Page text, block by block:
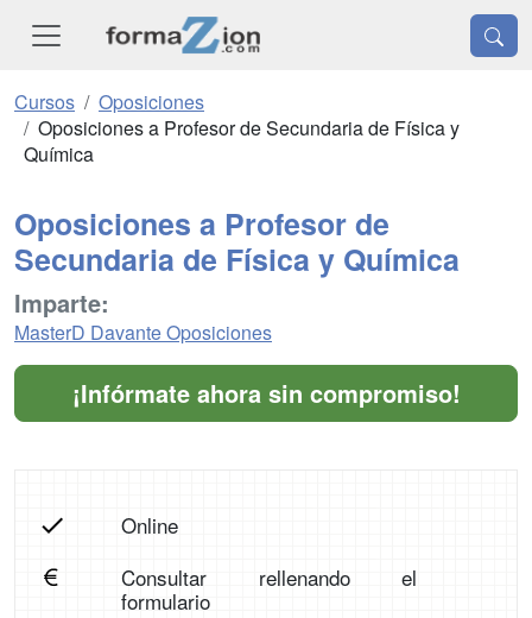
Cursos
Oposiciones
Oposiciones a Profesor de Secundaria de Física y
Química
Oposiciones a Profesor de
Secundaria de Física y Química
Imparte:
MasterD Davante Oposiciones
¡Infórmate ahora sin compromiso!
Online
Consultar rellenando el
formulario